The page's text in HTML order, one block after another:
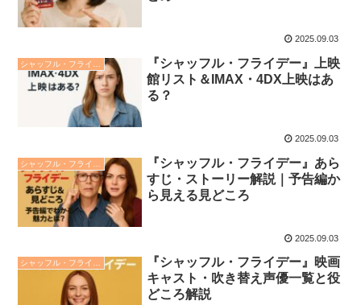
2025.09.03
『シャッフル・フライデー』上映
館リスト＆IMAX・4DX上映はあ
る？
2025.09.03
『シャッフル・フライデー』あら
すじ・ストーリー解説｜予告編か
ら見える見どころ
2025.09.03
シャッフル・フライデー
『シャッフル・フライデー』映画
キャスト・吹き替え声優一覧と役
どころ解説